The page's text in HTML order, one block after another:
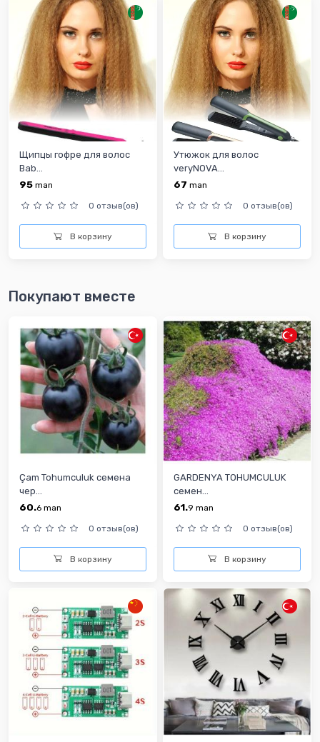
Щипцы гофре для волос
Bab...
95 man
0 отзыв(ов)
В корзину
Утюжок для волос
veryNOVA...
67 man
0 отзыв(ов)
В корзину
Покупают вместе
Çam Tohumculuk семена
чер...
60.6 man
0 отзыв(ов)
В корзину
GARDENYA TOHUMCULUK
семен...
61.9 man
0 отзыв(ов)
В корзину